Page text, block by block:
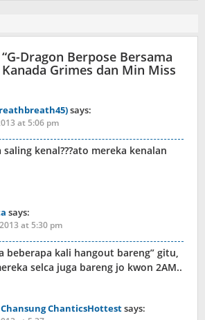
G-Dragon Berpose Bersama
Grimes dan Min Miss
says:
at 5:06 pm
saling kenal???ato mereka kenalan
says:
at 5:30 pm
beberapa kali hangout bareng” gitu,
selca juga bareng jo kwon 2AM..
Chansung ChanticsHottestsays: